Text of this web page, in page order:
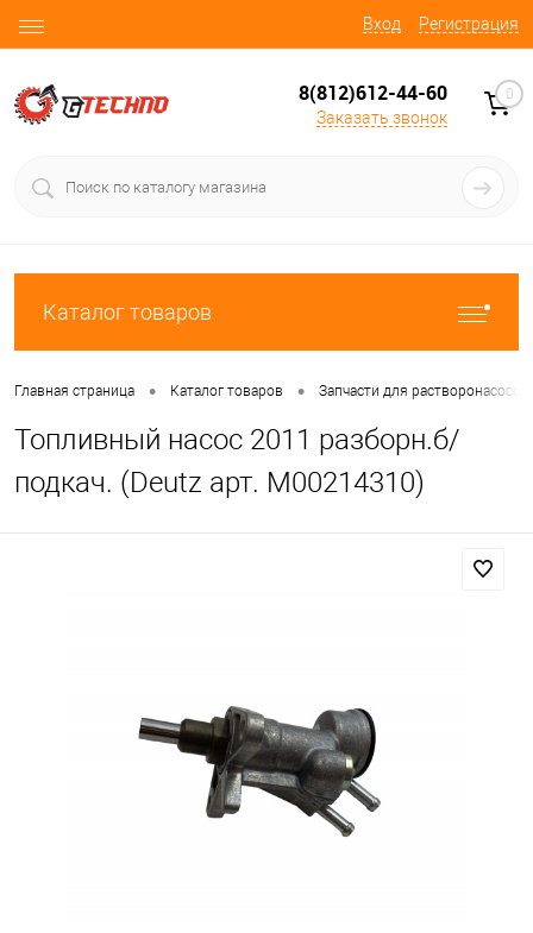
Вход Регистрация
8(812)612-44-60
Заказать звонок
0
Каталог товаров
Главная страница • Каталог товаров • Запчасти для растворонасосов
Топливный насос 2011 разборн.б/
подкач. (Deutz арт. М00214310)